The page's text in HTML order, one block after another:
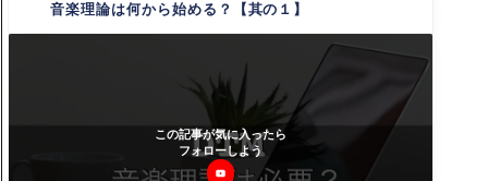
音楽理論は何から始める？【其の１】
この記事が気に入ったら
フォローしよう